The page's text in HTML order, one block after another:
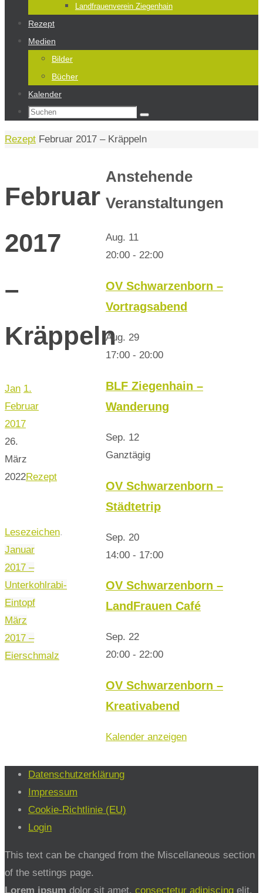
Landfrauenverein Ziegenhain
Rezept
Medien
Bilder
Bücher
Kalender
Suchen
Suchen
Start
Rezept Februar 2017 – Kräppeln
Februar
2017
–
Kräppeln
Jan 1.
Februar
2017
26.
März
2022Rezept
Lesezeichen.
Januar
2017 –
Unterkohlrabi-
Eintopf
März
2017 –
Eierschmalz
Anstehende
Veranstaltungen
Aug. 11
20:00 - 22:00
OV Schwarzenborn –
Vortragsabend
Aug. 29
17:00 - 20:00
BLF Ziegenhain –
Wanderung
Sep. 12
Ganztägig
OV Schwarzenborn –
Städtetrip
Sep. 20
14:00 - 17:00
OV Schwarzenborn –
LandFrauen Café
Sep. 22
20:00 - 22:00
OV Schwarzenborn –
Kreativabend
Kalender anzeigen
Datenschutzerklärung
Impressum
Cookie-Richtlinie (EU)
Login
This text can be changed from the Miscellaneous section
of the settings page.
Lorem ipsum dolor sit amet, consectetur adipiscing elit,